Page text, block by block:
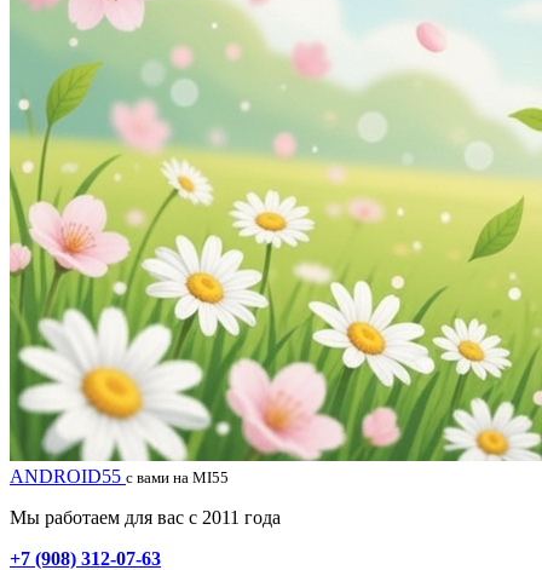
ANDROID55 с вами на MI55
Мы работаем для вас с 2011 года
+7 (908) 312-07-63